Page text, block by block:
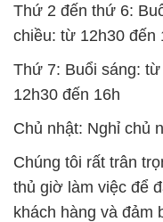
Thứ 2 đến thứ 6:
chiều: từ 12h30 đến
Thứ 7: Buổi sáng:
12h30 đến 16h
Chủ nhật: Nghỉ chủ
Chúng tôi rất trân
thủ giờ làm việc để
khách hàng và đảm